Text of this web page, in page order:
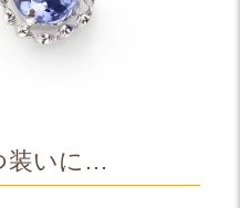
装いに…